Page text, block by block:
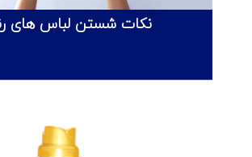
نکات شستن لباس های